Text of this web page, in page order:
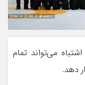
می‌تواند تمام
دهد.